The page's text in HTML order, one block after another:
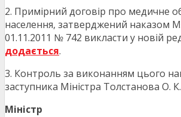
2. Примірний договір про медичне
населення, затверджений наказом
01.11.2011 № 742 викласти у новій
додається.
3. Контроль за виконанням цього
заступника Міністра Толстанова О. К.
Міністр